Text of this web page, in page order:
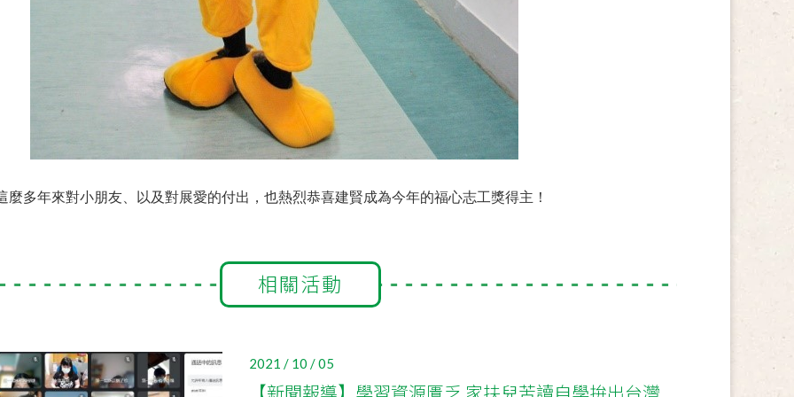
麼多年來對小朋友、以及對展愛的付出，也熱烈恭喜建賢成為今年的福心志工獎得主！
相關活動
2021 / 10 / 05
【新聞報導】學習資源匱乏 家扶兒苦讀自學拚出台灣